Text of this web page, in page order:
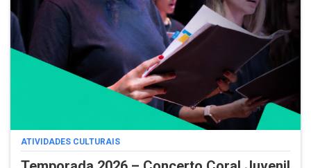
ATIVIDADES CULTURAIS